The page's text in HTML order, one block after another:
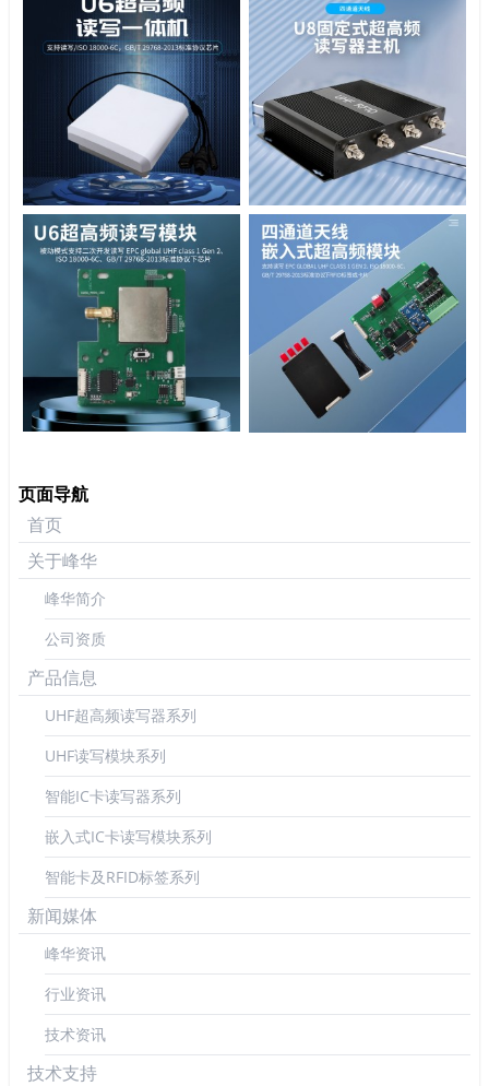
页面导航
首页
关于峰华
峰华简介
公司资质
产品信息
UHF超高频读写器系列
UHF读写模块系列
智能IC卡读写器系列
嵌入式IC卡读写模块系列
智能卡及RFID标签系列
新闻媒体
峰华资讯
行业资讯
技术资讯
技术支持